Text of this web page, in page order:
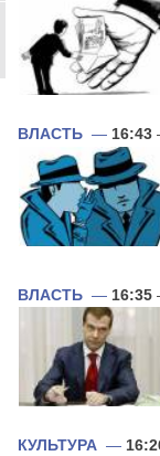
ВЛАСТЬ — 16:43
ВЛАСТЬ — 16:35
КУЛЬТУРА —